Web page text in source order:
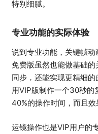
特别细腻。
专业功能的实际体验
说到专业功能，关键帧动
免费版虽然也能做基础
同步，还能实现更精细的
用VIP版制作一个30秒的
40%的操作时间，而且效
运镜操作也是VIP用户的